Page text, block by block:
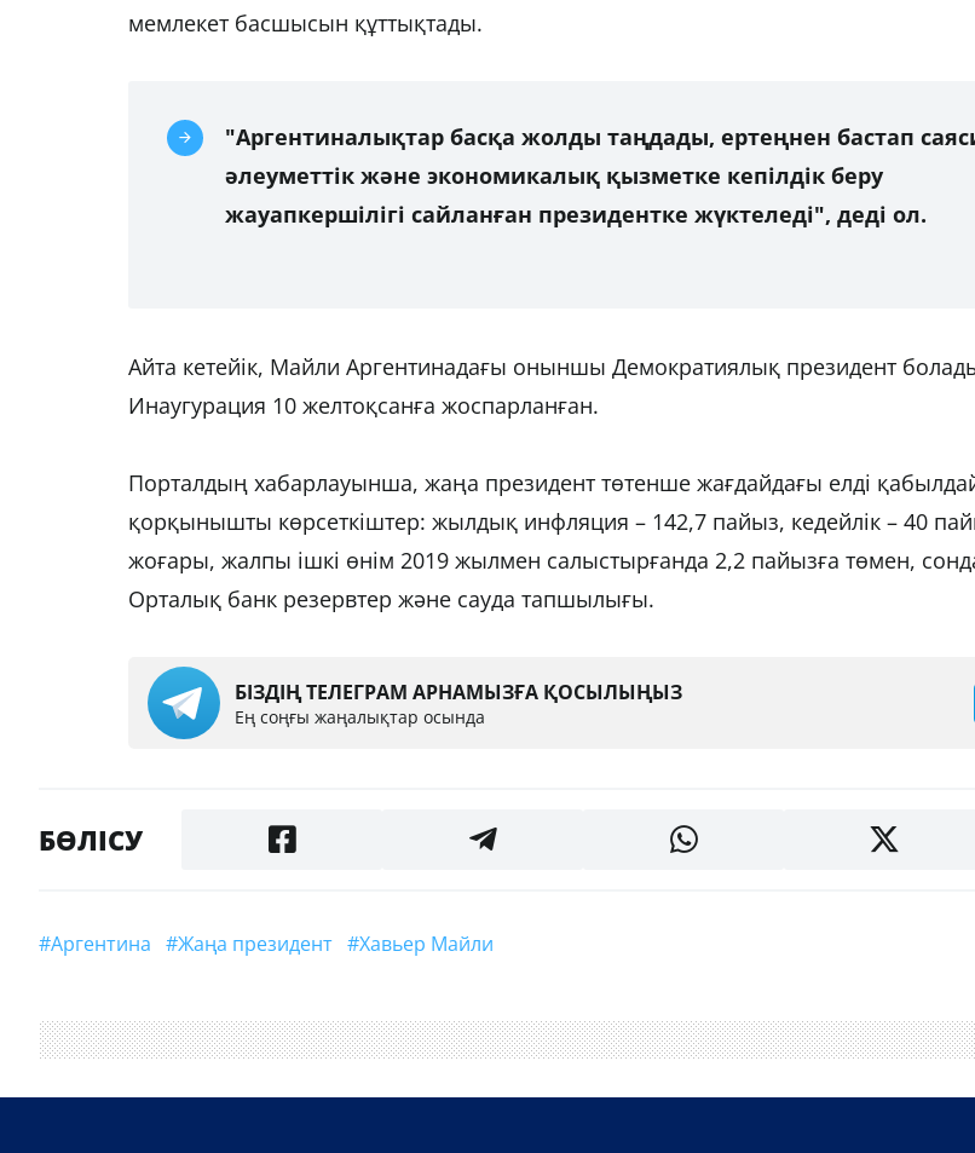
мемлекет басшысын құттықтады.
"Аргентиналықтар басқа жолды таңдады, ертеңнен бастап
әлеуметтік және экономикалық қызметке кепілдік беру
жауапкершілігі сайланған президентке жүктеледі", деді ол.
Айта кетейік, Майли Аргентинадағы оныншы Демократиялық президент
Инаугурация 10 желтоқсанға жоспарланған.
Порталдың хабарлауынша, жаңа президент төтенше жағдайдағы елді
қорқынышты көрсеткіштер: жылдық инфляция – 142,7 пайыз, кедейлік – 40
жоғары, жалпы ішкі өнім 2019 жылмен салыстырғанда 2,2 пайызға төмен,
Орталық банк резервтер және сауда тапшылығы.
БІЗДІҢ ТЕЛЕГРАМ АРНАМЫЗҒА ҚОСЫЛЫҢЫЗ
Ең соңғы жаңалықтар осында
БӨЛІСУ
#Аргентина #жаңа президент #Хавьер Майли